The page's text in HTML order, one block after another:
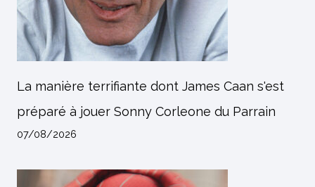
La manière terrifiante dont James Caan s'est
préparé à jouer Sonny Corleone du Parrain
07/08/2026